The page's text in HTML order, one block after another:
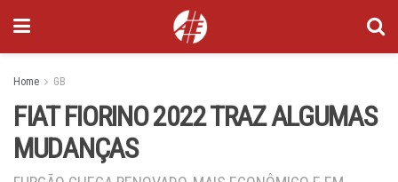
Home GB
FIAT FIORINO 2022 TRAZ ALGUMAS
MUDANÇAS